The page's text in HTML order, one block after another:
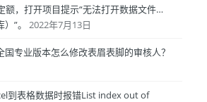
额，打开项目提示“无法打开数据文件…
”。
2022年7月13日
专业版本怎么修改表眉表脚的审核人？
到表格数据时报错List index out of